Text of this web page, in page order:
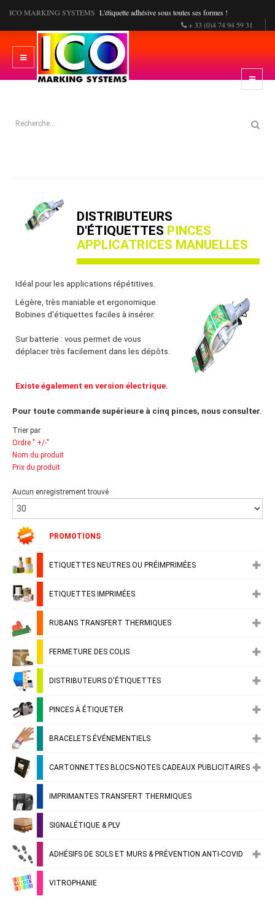
ICO MARKING SYSTEMS L'étiquette adhésive sous toutes ses formes !
+ 33 (0)4 74 94 59 31
DISTRIBUTEURS
D'ÉTIQUETTES PINCES
APPLICATRICES MANUELLES
Idéal pour les applications répétitives.
Légère, très maniable et ergonomique.
Bobines d'étiquettes faciles à insérer.
Sur batterie : vous permet de vous
déplacer très facilement dans les dépôts.
Existe également en version électrique.
Pour toute commande supérieure à cinq pinces, nous consulter.
Trier par
Ordre " +/-"
Nom du produit
Prix du produit
Aucun enregistrement trouvé
PROMOTIONS
ETIQUETTES NEUTRES OU PRÉIMPRIMÉES
ETIQUETTES IMPRIMÉES
RUBANS TRANSFERT THERMIQUES
FERMETURE DES COLIS
DISTRIBUTEURS D'ÉTIQUETTES
PINCES À ÉTIQUETER
BRACELETS ÉVÉNEMENTIELS
CARTONNETTES BLOCS-NOTES CADEAUX PUBLICITAIRES
IMPRIMANTES TRANSFERT THERMIQUES
SIGNALÉTIQUE & PLV
ADHÉSIFS DE SOLS ET MURS & PRÉVENTION ANTI-COVID
VITROPHANIE